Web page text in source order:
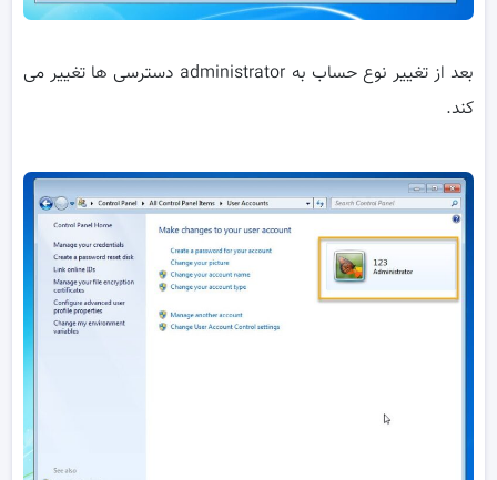
بعد از تغییر نوع حساب به administrator دسترسی ها تغییر می
کند.